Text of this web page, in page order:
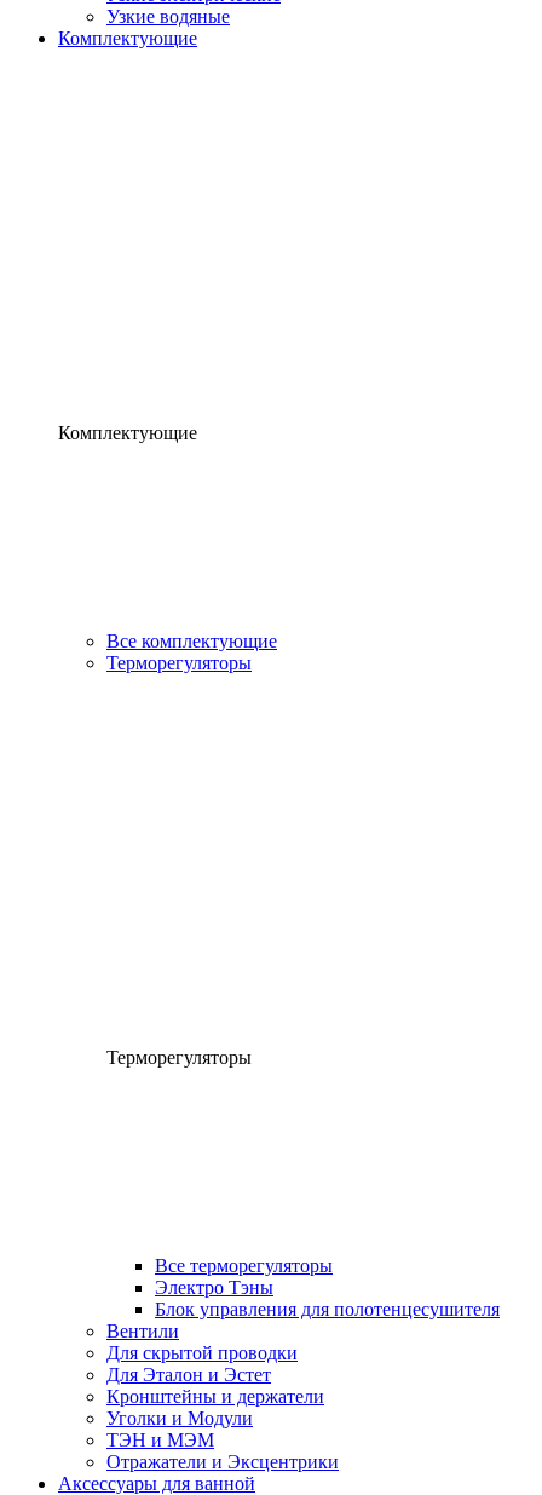
Узкие водяные
Комплектующие
Комплектующие
Все комплектующие
Терморегуляторы
Терморегуляторы
Все терморегуляторы
Электро Тэны
Блок управления для полотенцесушителя
Вентили
Для скрытой проводки
Для Эталон и Эстет
Кронштейны и держатели
Уголки и Модули
ТЭН и МЭМ
Отражатели и Эксцентрики
Аксессуары для ванной